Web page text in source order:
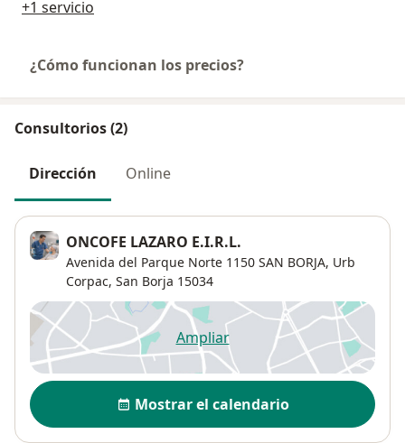
+1 servicio
¿Cómo funcionan los precios?
Consultorios (2)
Dirección Online
ONCOFE LAZARO E.I.R.L.
Avenida del Parque Norte 1150 SAN BORJA, Urb
Corpac, San Borja 15034
Ampliarse abre en una nueva
Disponibilidad
Mostrar el calendario